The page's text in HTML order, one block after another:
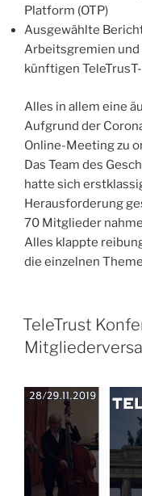
Platform (OTP)
Ausgewählte
Arbeitsgremien und
künftigen
Alles in allem eine
Aufgrund der
Online-Meeting zu
Das Team des
hatte sich
Herausforderung
70 Mitglieder
Alles klappte
die einzelnen
TeleTrust